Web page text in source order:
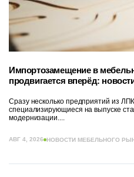
Импортозамещение в
продвигается вперёд:
Сразу несколько предприятий из
специализирующиеся на выпуске
модернизации....
АВГ 4, 2026 НОВОСТИ МЕБЕЛЬНОГО